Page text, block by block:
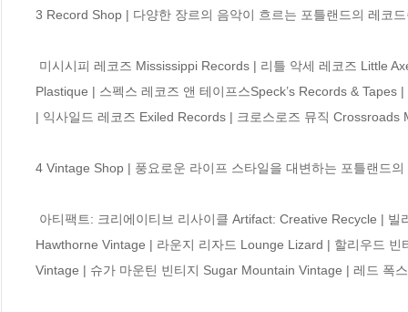
3 Record Shop | 다양한 장르의 음악이 흐르는 포틀랜드의 레코
Plastique | 스펙스 레코즈 앤 테이프스Speck’s Records &
| 익사일드 레코즈 Exiled Records | 크로스로즈 뮤직 Crossroads
4 Vintage Shop | 풍요로운 라이프 스타일을 대변하는 포틀랜드의
Hawthorne Vintage | 라운지 리자드 Lounge Lizard | 할리우드
Vintage | 슈가 마운틴 빈티지 Sugar Mountain Vintage | 레드 폭